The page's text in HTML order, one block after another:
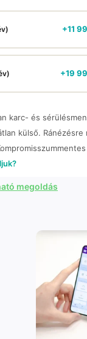
+11
+19
karc- és
külső. Ránézésre
megoldás